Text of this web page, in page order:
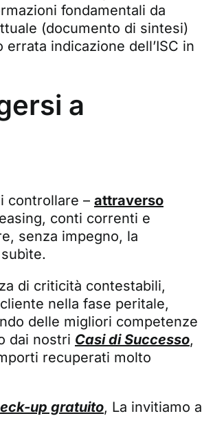
fondamentali da
(documento di sintesi)
indicazione dell’ISC in
a
controllare – attraverso
conti correnti e
senza impegno, la
di criticità contestabili,
nella fase peritale,
delle migliori competenze
dai nostri Casi di Successo,
recuperati molto
up gratuito, La invitiamo a